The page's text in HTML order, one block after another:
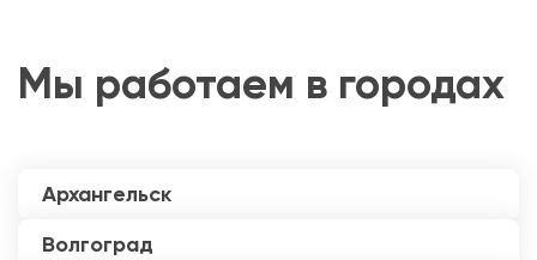
Мы работаем в городах
Архангельск
Волгоград